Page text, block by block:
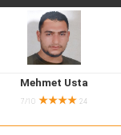
Mehmet Usta
7/10 ★★★★ 24